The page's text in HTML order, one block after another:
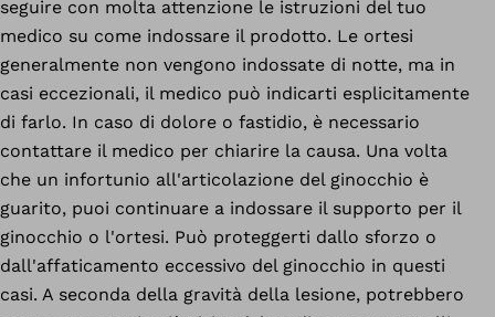
seguire con molta attenzione le istruzioni del tuo
medico su come indossare il prodotto. Le ortesi
generalmente non vengono indossate di notte, ma in
casi eccezionali, il medico può indicarti esplicitamente
di farlo. In caso di dolore o fastidio, è necessario
contattare il medico per chiarire la causa. Una volta
che un infortunio all'articolazione del ginocchio è
guarito, puoi continuare a indossare il supporto per il
ginocchio o l'ortesi. Può proteggerti dallo sforzo o
dall'affaticamento eccessivo del ginocchio in questi
casi. A seconda della gravità della lesione, potrebbero